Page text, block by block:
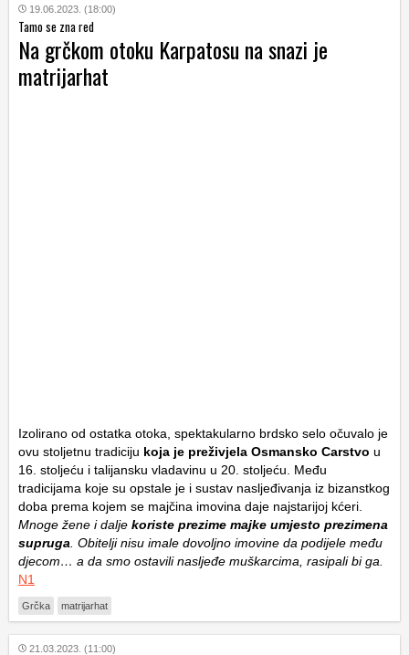
19.06.2023. (18:00)
Tamo se zna red
Na grčkom otoku Karpatosu na snazi je
matrijarhat
Izolirano od ostatka otoka, spektakularno brdsko selo očuvalo je
ovu stoljetnu tradiciju koja je preživjela Osmansko Carstvo u
16. stoljeću i talijansku vladavinu u 20. stoljeću. Među
tradicijama koje su opstale je i sustav nasljeđivanja iz bizanstkog
doba prema kojem se majčina imovina daje najstarijoj kćeri.
Mnoge žene i dalje koriste prezime majke umjesto prezimena
supruga . Obitelji nisu imale dovoljno imovine da podijele među
djecom… a da smo ostavili nasljeđe muškarcima, rasipali bi ga.
N1
Grčka matrijarhat
21.03.2023. (11:00)